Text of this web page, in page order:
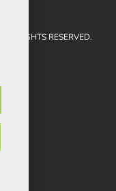
RIGHTS RESERVED.